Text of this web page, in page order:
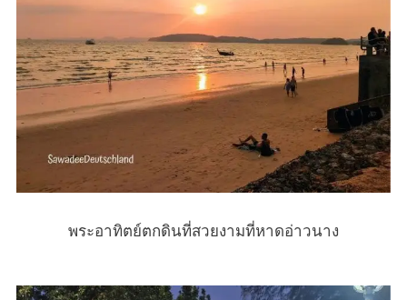
พระอาทิตย์ตกดินที่สวยงามที่หาดอ่าวนาง